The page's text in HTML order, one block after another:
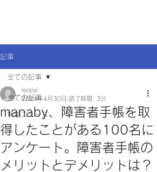
記事
全ての記事
新着ニュース
全ての記事
manaby、障害者手帳を取
得したことがある100名に
アンケート。障害者手帳の
メリットとデメリットは？
leopyi
2024年4月30日 読了時間: 3分